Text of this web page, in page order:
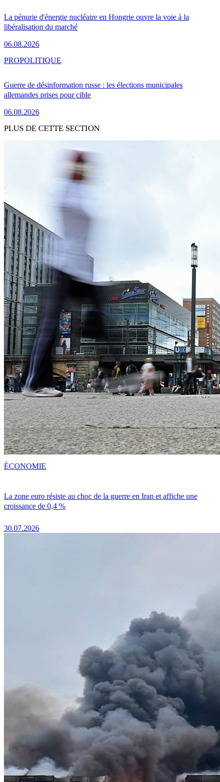
La pénurie d'énergie nucléaire en Hongrie ouvre la voie à la
libéralisation du marché
06.08.2026
Guerre de désinformation russe : les élections municipales
allemandes prises pour cible
06.08.2026
PROPOLITIQUE
PLUS DE CETTE SECTION
La zone euro résiste au choc de la guerre en Iran et affiche une
croissance de 0,4 %
30.07.2026
ÉCONOMIE